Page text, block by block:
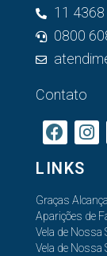
11
0800
Contato
LINKS
Graças
Aparições de
Vela de Nossa
Vela de Nossa